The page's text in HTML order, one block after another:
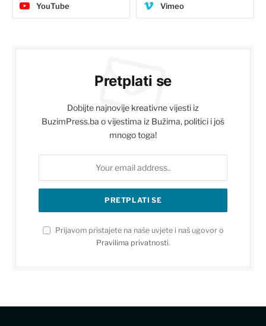
YouTube Vimeo
Pretplati se
Dobijte najnovije kreativne vijesti iz
BuzimPress.ba o vijestima iz Bužima, politici i još
mnogo toga!
Prijavom pristajete na naše uvjete i naš ugovor o
Pravilima privatnosti.